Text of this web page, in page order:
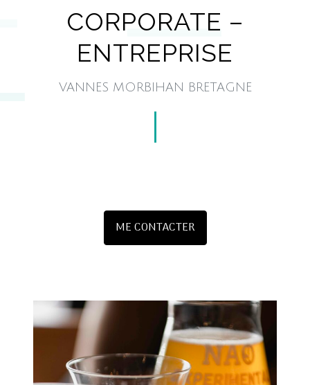
CORPORATE –
ENTREPRISE
VANNES MORBIHAN BRETAGNE
ME CONTACTER